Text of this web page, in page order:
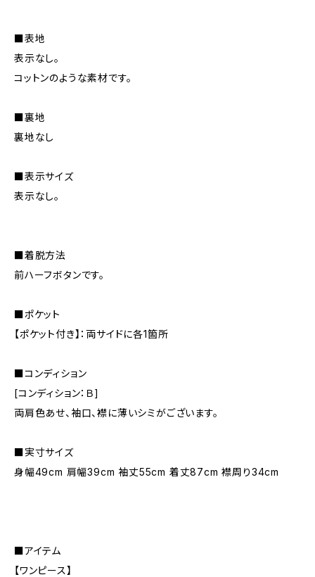
■表地
表示なし。
コットンのような素材です。
■裏地
裏地なし
■表示サイズ
表示なし。
■着脱方法
前ハーフボタンです。
■ポケット
【ポケット付き】：両サイドに各1箇所
■コンディション
[コンディション：Ｂ]
両肩色あせ、袖口、襟に薄いシミがございます。
■実寸サイズ
身幅49cm 肩幅39cm 袖丈55cm 着丈87cm 襟周り34cm
■アイテム
【ワンピース】